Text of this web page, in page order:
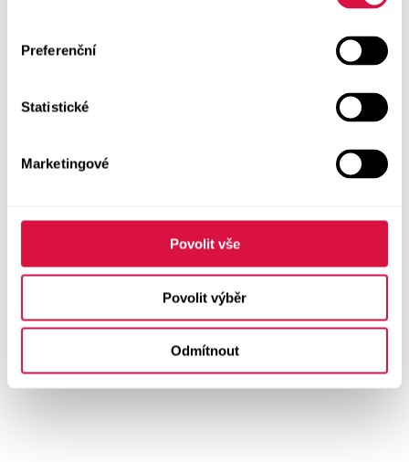
Preferenční
Statistické
Marketingové
Povolit vše
Povolit výběr
Odmítnout